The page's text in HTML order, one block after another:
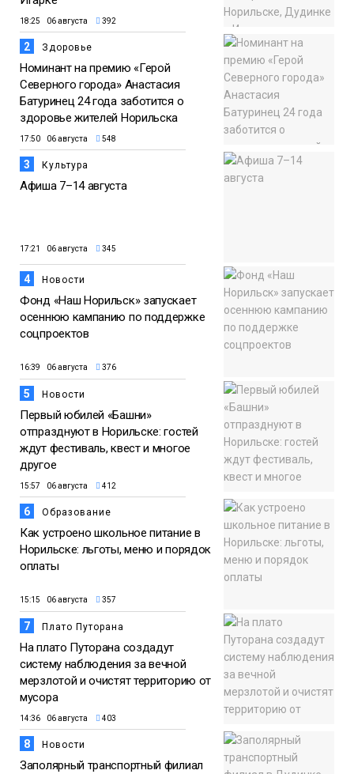
18:25 06 августа 392
2 Здоровье
Номинант на премию «Герой
Северного города» Анастасия
Батуринец 24 года заботится о
здоровье жителей Норильска
17:50 06 августа 548
3 Культура
Афиша 7–14 августа
17:21 06 августа 345
4 Новости
Фонд «Наш Норильск» запускает
осеннюю кампанию по поддержке
соцпроектов
16:39 06 августа 376
5 Новости
Первый юбилей «Башни»
отпразднуют в Норильске: гостей
ждут фестиваль, квест и многое
другое
15:57 06 августа 412
6 Образование
Как устроено школьное питание в
Норильске: льготы, меню и порядок
оплаты
15:15 06 августа 357
7 Плато Путорана
На плато Путорана создадут
систему наблюдения за вечной
мерзлотой и очистят территорию от
мусора
14:36 06 августа 403
8 Новости
Заполярный транспортный филиал